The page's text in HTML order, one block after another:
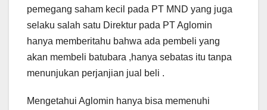
pemegang saham kecil pada PT MND yang juga
selaku salah satu Direktur pada PT Aglomin
hanya memberitahu bahwa ada pembeli yang
akan membeli batubara ,hanya sebatas itu tanpa
menunjukan perjanjian jual beli .
Mengetahui Aglomin hanya bisa memenuhi